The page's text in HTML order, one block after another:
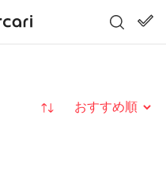
並び替え